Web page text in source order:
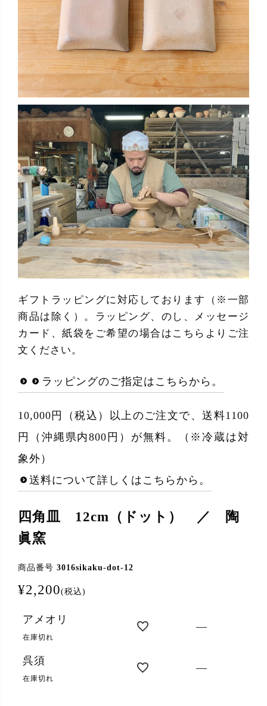
ギフトラッピングに対応しております（※一部
商品は除く）。ラッピング、のし、メッセージ
カード、紙袋をご希望の場合はこちらよりご注
文ください。
ラッピングのご指定はこちらから。
10,000円（税込）以上のご注文で、送料1100
円（沖縄県内800円）が無料。（※冷蔵は対
象外）
送料について詳しくはこちらから。
四角皿 12cm（ドット） ／ 陶
眞窯
商品番号 3016sikaku-dot-12
¥2,200 税込
アメオリ
在庫切れ
—
呉須
在庫切れ
—